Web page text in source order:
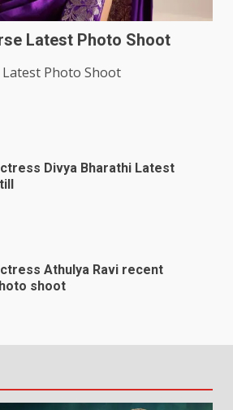
Latest Photo Shoot
Photo Shoot
Divya Bharathi Latest
Athulya Ravi recent
shoot